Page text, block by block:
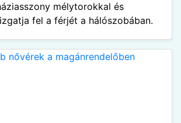
mélytorokkal és
fel a férjét a hálószobában.